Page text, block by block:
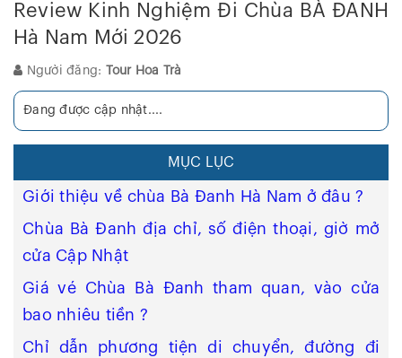
Review Kinh Nghiệm Đi Chùa BÀ ĐANH
Hà Nam Mới 2026
Người đăng: Tour Hoa Trà
Đang được cập nhật....
MỤC LỤC
Giới thiệu về chùa Bà Đanh Hà Nam ở đâu ?
Chùa Bà Đanh địa chỉ, số điện thoại, giờ mở
cửa Cập Nhật
Giá vé Chùa Bà Đanh tham quan, vào cửa
bao nhiêu tiền ?
Chỉ dẫn phương tiện di chuyển, đường đi